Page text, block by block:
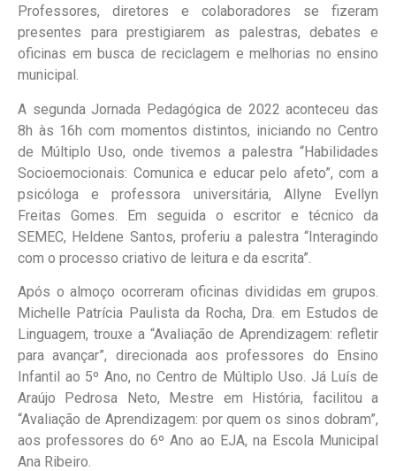
Professores, diretores e colaboradores se fizeram
presentes para prestigiarem as palestras, debates e
oficinas em busca de reciclagem e melhorias no ensino
municipal.
A segunda Jornada Pedagógica de 2022 aconteceu das
8h às 16h com momentos distintos, iniciando no Centro
de Múltiplo Uso, onde tivemos a palestra “Habilidades
Socioemocionais: Comunica e educar pelo afeto”, com a
psicóloga e professora universitária, Allyne Evellyn
Freitas Gomes. Em seguida o escritor e técnico da
SEMEC, Heldene Santos, proferiu a palestra “Interagindo
com o processo criativo de leitura e da escrita”.
Após o almoço ocorreram oficinas divididas em grupos.
Michelle Patrícia Paulista da Rocha, Dra. em Estudos de
Linguagem, trouxe a “Avaliação de Aprendizagem: refletir
para avançar”, direcionada aos professores do Ensino
Infantil ao 5º Ano, no Centro de Múltiplo Uso. Já Luís de
Araújo Pedrosa Neto, Mestre em História, facilitou a
“Avaliação de Aprendizagem: por quem os sinos dobram”,
aos professores do 6º Ano ao EJA, na Escola Municipal
Ana Ribeiro.